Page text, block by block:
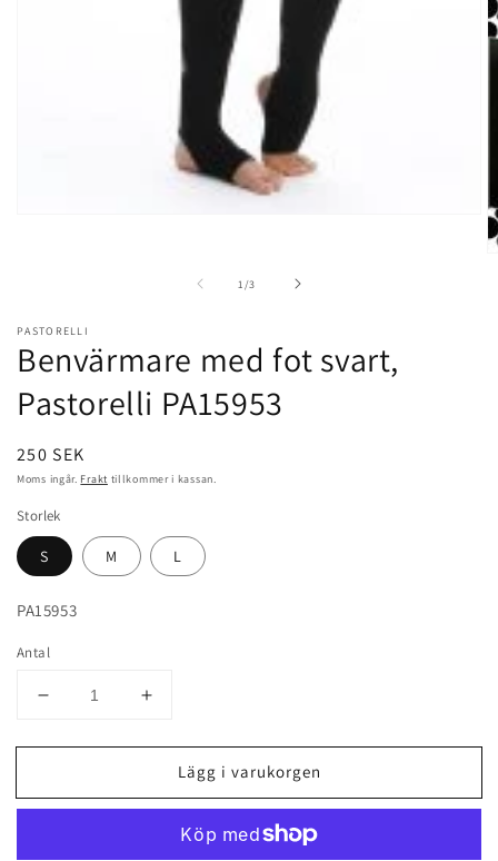
1/
av3
PASTORELLI
Benvärmare med fot svart,
Pastorelli PA15953
Ordinarie
pris
250 SEK
Moms ingår. Frakt tillkommer i kassan.
Storlek
S M L
PA15953
Antal
Minska
för
med
Öka
för
Benvärmare
med
svart,
Lägg i varukorgen